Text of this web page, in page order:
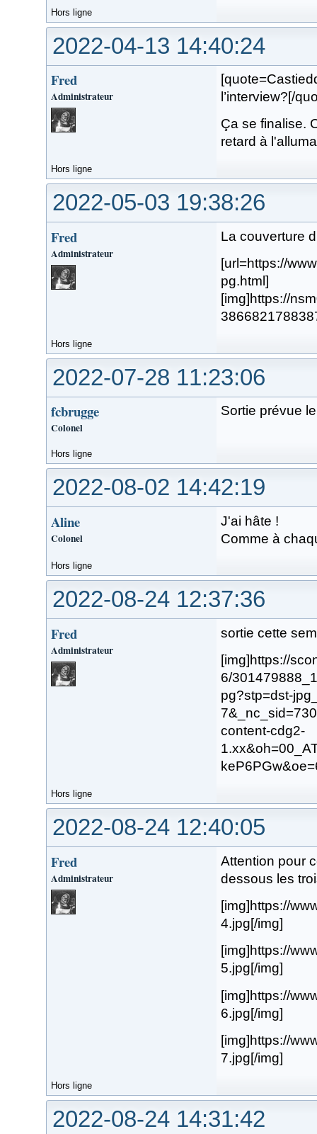
Hors ligne
2022-04-13 14:40:24
Fred
Administrateur
l’interview?[/
Ça se finalise.
retard à
Hors ligne
2022-05-03 19:38:26
Fred
Administrateur
La couverture
[url=https://
pg.html]
[img]https://
Hors ligne
2022-07-28 11:23:06
fcbrugge
Colonel
Sortie prévue
Hors ligne
2022-08-02 14:42:19
Aline
Colonel
J'ai hâte !
Comme à
Hors ligne
2022-08-24 12:37:36
Fred
Administrateur
sortie cette
[img]https://
6/
pg?stp=dst-
content-cdg2-
Hors ligne
2022-08-24 12:40:05
Fred
Administrateur
Attention pour
dessous les
[img]https://
4.jpg[/img]
[img]https://
5.jpg[/img]
[img]https://
6.jpg[/img]
[img]https://
7.jpg[/img]
Hors ligne
2022-08-24 14:31:42